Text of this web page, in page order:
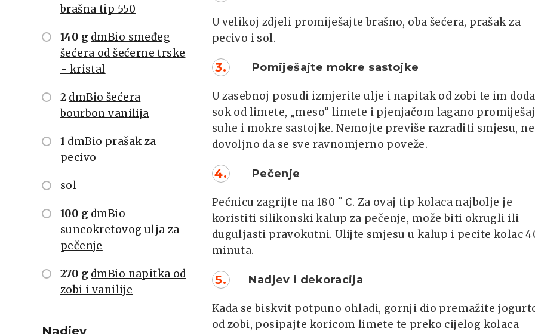
brašna tip 550
140 g dmBio smeđeg
šećera od šećerne trske
- kristal
2 dmBio šećera
bourbon vanilija
1 dmBio prašak za
pecivo
sol
100 g dmBio
suncokretovog ulja za
pečenje
270 g dmBio napitka od
zobi i vanilije
Nadjev
U velikoj zdjeli promiješajte brašno, oba šećera, prašak za
pecivo i sol.
3. Pomiješajte mokre sastojke
U zasebnoj posudi izmjerite ulje i napitak od zobi te im
sok od limete, „meso“ limete i pjenjačom lagano
suhe i mokre sastojke. Nemojte previše razraditi smjesu,
dovoljno da se sve ravnomjerno poveže.
4. Pečenje
Pećnicu zagrijte na 180 ˚ C. Za ovaj tip kolaca najbolje je
koristiti silikonski kalup za pečenje, može biti okrugli ili
duguljasti pravokutni. Ulijte smjesu u kalup i pecite kolac
minuta.
5. Nadjev i dekoracija
Kada se biskvit potpuno ohladi, gornji dio premažite
od zobi, posipajte koricom limete te preko cijelog kolaca